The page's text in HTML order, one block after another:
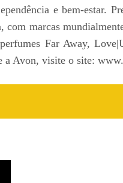
e bem-estar.
marcas
Far Away,
a Avon, visite o site: